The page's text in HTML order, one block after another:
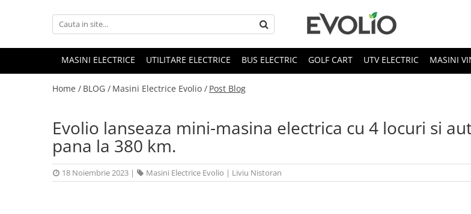
MASINI ELECTRICE UTILITARE ELECTRICE BUS ELECTRIC GOLF CART UTV ELECTRIC MASINI
Home / BLOG / Masini Electrice Evolio / Post Blog
Evolio lanseaza mini-masina electrica cu 4 locuri si
pana la 380 km.
18 Noiembrie 2023 | Masini Electrice Evolio | Liviu Nistoran